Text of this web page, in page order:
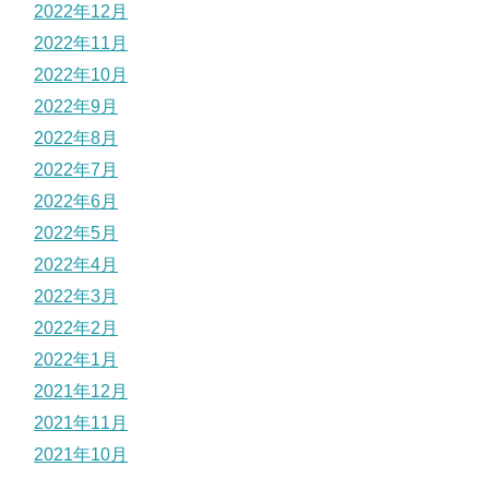
2022年12月
2022年11月
2022年10月
2022年9月
2022年8月
2022年7月
2022年6月
2022年5月
2022年4月
2022年3月
2022年2月
2022年1月
2021年12月
2021年11月
2021年10月